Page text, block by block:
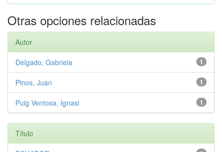
Otras opciones relacionadas
Autor
1
Delgado, Gabriela
1
Pinos, Juan
1
Puig Ventosa, Ignasi
Título